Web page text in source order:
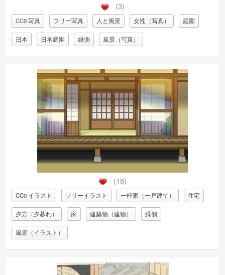
(3)
CC0 写真 フリー写真 人と風景 女性（写真） 庭園
日本 日本庭園 縁側 風景（写真）
(18)
CC0 イラスト フリーイラスト 一軒家（一戸建て） 住宅
夕方（夕暮れ） 家 建築物（建物） 縁側
風景（イラスト）